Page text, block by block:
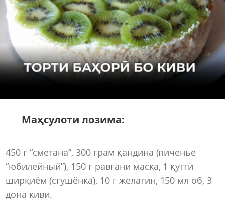
Маҳсулоти лозима:
450 г “сметана”, 300 грам қандина (пиченье
“юбилейный”), 150 г равғани маска, 1 қуттӣ
ширқиём (сгушёнка), 10 г желатин, 150 мл об, 3
дона киви.